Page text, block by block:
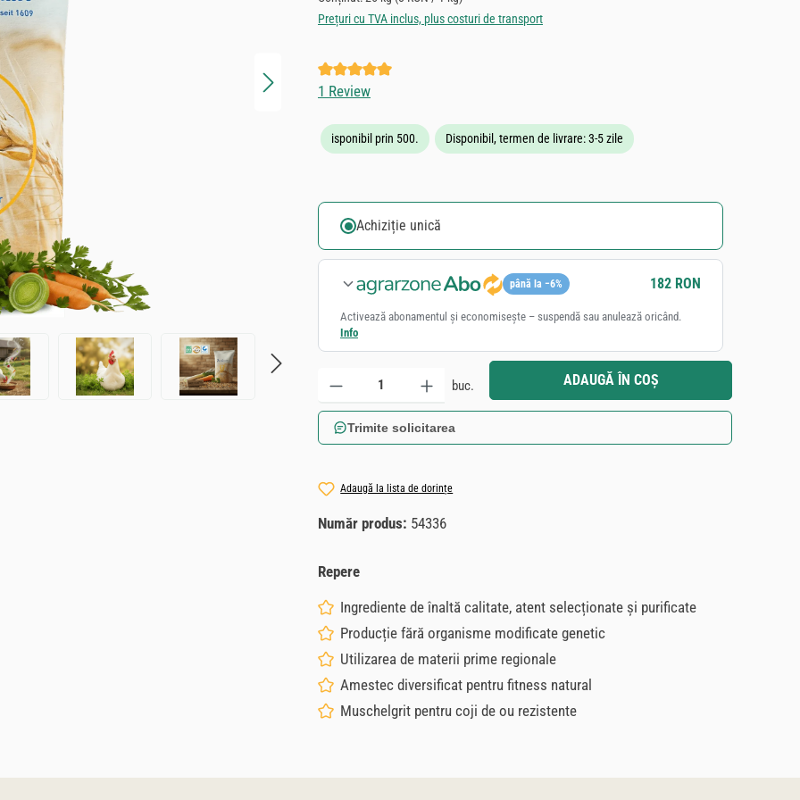
Prețuri cu TVA inclus, plus costuri de transport
Evaluarea medie de 5 din 5 stele
1 Review
isponibil prin 500. Disponibil, termen de livrare: 3-5 zile
Achiziție unică
până la −6% 182 RON
Activează abonamentul și economisește – suspendă sau anulează oricând.
Info
Cantitate produs: Introduceți cantitatea dorită sau utilizați butoanele pentru a mări sau micșora
buc. ADAUGĂ ÎN COȘ
Trimite solicitarea
Adaugă la lista de dorințe
Număr produs: 54336
Repere
Ingrediente de înaltă calitate, atent selecționate și purificate
Producție fără organisme modificate genetic
Utilizarea de materii prime regionale
Amestec diversificat pentru fitness natural
Muschelgrit pentru coji de ou rezistente